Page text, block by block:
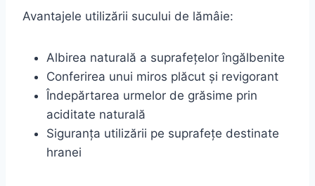
Avantajele utilizării sucului de lămâie:
Albirea naturală a suprafețelor îngălbenite
Conferirea unui miros plăcut și revigorant
Îndepărtarea urmelor de grăsime prin
aciditate naturală
Siguranța utilizării pe suprafețe destinate
hranei